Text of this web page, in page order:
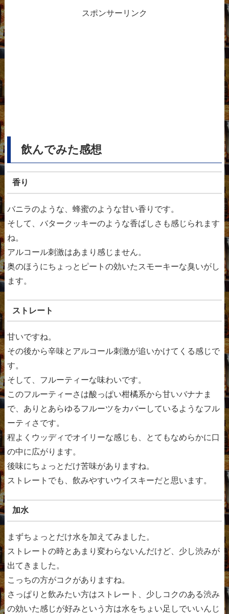
スポンサーリンク
飲んでみた感想
香り
バニラのような、蜂蜜のような甘い香りです。
そして、バタークッキーのような香ばしさも感じられます
ね。
アルコール刺激はあまり感じません。
奥のほうにちょっとピートの効いたスモーキーな臭いがし
ます。
ストレート
甘いですね。
その後から辛味とアルコール刺激が追いかけてくる感じで
す。
そして、フルーティーな味わいです。
このフルーティーさは酸っぱい柑橘系から甘いバナナま
で、ありとあらゆるフルーツをカバーしているようなフル
ーティさです。
程よくウッディでオイリーな感じも、とてもなめらかに口
の中に広がります。
後味にちょっとだけ苦味がありますね。
ストレートでも、飲みやすいウイスキーだと思います。
加水
まずちょっとだけ水を加えてみました。
ストレートの時とあまり変わらないんだけど、少し渋みが
出てきました。
こっちの方がコクがありますね。
さっぱりと飲みたい方はストレート、少しコクのある渋み
の効いた感じが好みという方は水をちょい足しでいいんじ